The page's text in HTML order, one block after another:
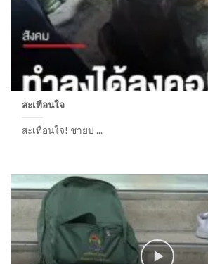
สะเทือนใจ
สะเทือนใจ! ชายป ...